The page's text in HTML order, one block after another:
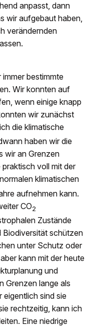
anpasst, dann
wir aufgebaut haben,
verändernden
bestimmte
Wir konnten auf
wenn einige knapp
wir zunächst
die klimatische
haben wir die
wir an Grenzen
voll mit der
klimatischen
aufnehmen kann.
CO2
Zustände
Biodiversität schützen
unter Schutz oder
kann mit der heute
und
Grenzen lange als
sind sie
rechtzeitig, kann ich
Eine niedrige